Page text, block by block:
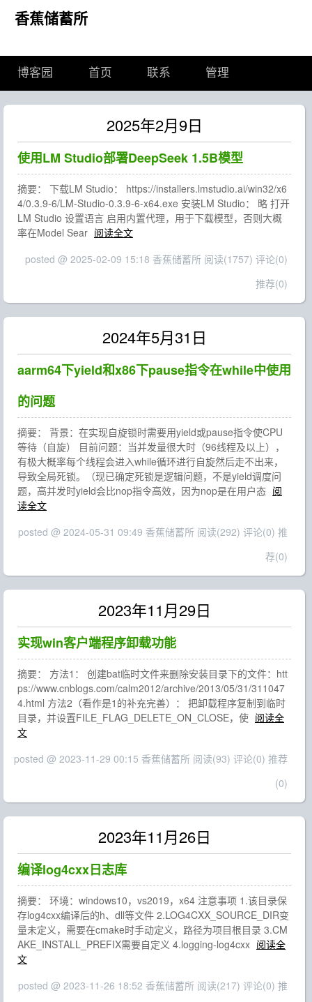
香蕉储蓄所
博客园 首页 联系 管理
2025年2月9日
使用LM Studio部署DeepSeek 1.5B模型
摘要： 下载LM Studio： https://installers.lmstudio.ai/win32/x6
4/0.3.9-6/LM-Studio-0.3.9-6-x64.exe 安装LM Studio： 略 打开
LM Studio 设置语言 启用内置代理，用于下载模型，否则大概
率在Model Sear 阅读全文
posted @ 2025-02-09 15:18 香蕉储蓄所 阅读(1757) 评论(0)
推荐(0)
2024年5月31日
aarm64下yield和x86下pause指令在while中使用
的问题
摘要： 背景：在实现自旋锁时需要用yield或pause指令使CPU
等待（自旋） 目前问题：当并发量很大时（96线程及以上），
有极大概率每个线程会进入while循环进行自旋然后走不出来，
导致全局死锁。（现已确定死锁是逻辑问题，不是yield调度问
题，高并发时yield会比nop指令高效，因为nop是在用户态 阅
读全文
posted @ 2024-05-31 09:49 香蕉储蓄所 阅读(292) 评论(0) 推
荐(0)
2023年11月29日
实现win客户端程序卸载功能
摘要： 方法1： 创建bat临时文件来删除安装目录下的文件：htt
ps://www.cnblogs.com/calm2012/archive/2013/05/31/311047
4.html 方法2（看作是1的补充完善）： 把卸载程序复制到临时
目录，并设置FILE_FLAG_DELETE_ON_CLOSE，使 阅读全
文
posted @ 2023-11-29 00:15 香蕉储蓄所 阅读(93) 评论(0) 推荐
(0)
2023年11月26日
编译log4cxx日志库
摘要： 环境：windows10，vs2019，x64 注意事项 1.该目录保
存log4cxx编译后的h、dll等文件 2.LOG4CXX_SOURCE_DIR变
量未定义，需要在cmake时手动定义，路径为项目根目录 3.CM
AKE_INSTALL_PREFIX需要自定义 4.logging-log4cxx 阅读全
文
posted @ 2023-11-26 18:52 香蕉储蓄所 阅读(217) 评论(0) 推